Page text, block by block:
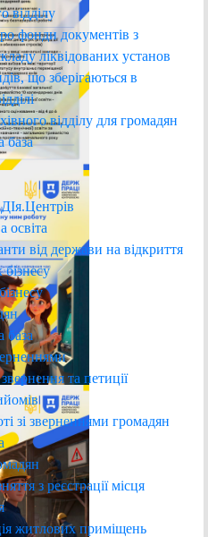
відділу
фонди документів з
ліквідованих установ
що зберігаються в
відділу для громадян
база
освіта
від держави на відкриття
база
та петиції
зі зверненнями громадян
з реєстрації місця
житлових приміщень